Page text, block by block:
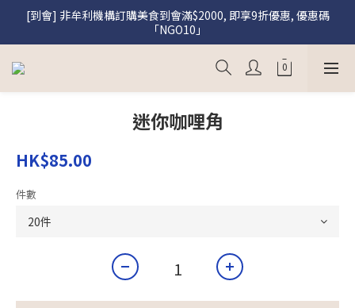
[盛饌] 註冊會員購買盛饌即享95折優惠
[到會] 非牟利機構訂購美食到會滿$2000, 即享9折優惠, 優惠碼
「NGO10」
[盛饌] 註冊會員購買盛饌即享95折優惠
迷你咖哩角
HK$85.00
件數